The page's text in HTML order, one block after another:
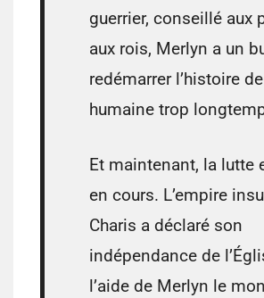
guerrier, conseillé aux
aux rois, Merlyn a un
redémarrer l’histoire
humaine trop
Et maintenant, la lutte
en cours. L’empire
Charis a déclaré son
indépendance de
l’aide de Merlyn le